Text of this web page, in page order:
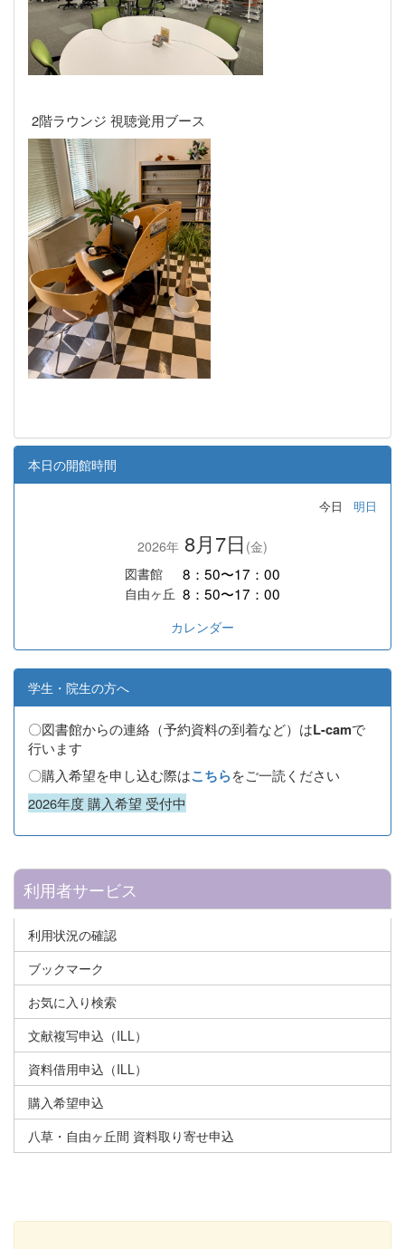
2階ラウンジ 視聴覚用ブース
本日の開館時間
今日 明日
2026年 8月7日 (金)
図書館
8：50〜17：00
自由ヶ丘 8：50〜17：00
カレンダー
学生・院生の方へ
〇図書館からの連絡（予約資料の到着など）はL-camで
行います
〇購入希望を申し込む際はこちらをご一読ください
2026年度 購入希望 受付中
利用者サービス
利用状況の確認
ブックマーク
お気に入り検索
文献複写申込（ILL）
資料借用申込（ILL）
購入希望申込
八草・自由ヶ丘間 資料取り寄せ申込